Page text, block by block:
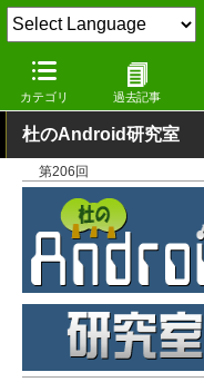
カテゴリ 過去記事
窓の杜 画像・映像・音楽
杜のAndroid研究室
第206回